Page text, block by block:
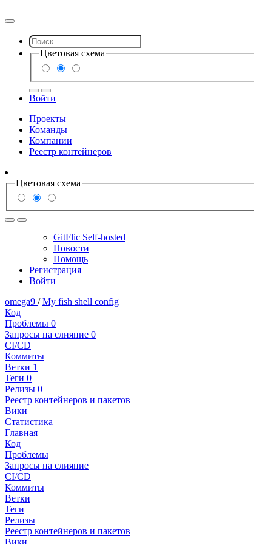
Цветовая схема
Войти
Проекты
Команды
Компании
Реестр контейнеров
Цветовая схема
GitFlic Self-hosted
Новости
Помощь
Регистрация
Войти
omega9 / My fish shell config
Код
Проблемы 0
Запросы на слияние 0
CI/CD
Коммиты
Ветки 1
Теги 0
Релизы 0
Реестр контейнеров и пакетов
Вики
Статистика
Главная
Код
Проблемы
Запросы на слияние
CI/CD
Коммиты
Ветки
Теги
Релизы
Реестр контейнеров и пакетов